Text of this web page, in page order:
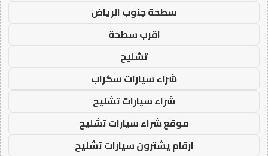
سطحة جنوب الرياض
اقرب سطحة
تشليح
شراء سيارات سكراب
شراء سيارات تشليح
موقع شراء سيارات تشليح
ارقام يشترون سيارات تشليح